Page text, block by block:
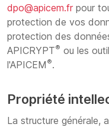
dpo@apicem.fr pour
protection de vos
protection des
APICRYPT® ou les
l'APICEM ®.
Propriété
La structure générale,